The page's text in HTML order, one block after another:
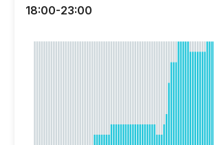
18:00-23:00